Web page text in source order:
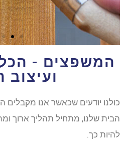
המשפצים -
ועיצוב
כולנו יודעים שכאשר אנו
הבית שלנו, מתחיל תהליך ארוך
להיות כך.